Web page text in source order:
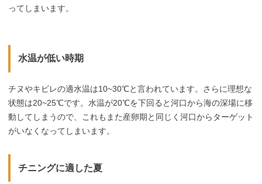
ってしまいます。
水温が低い時期
チヌやキビレの適水温は10~30℃と言われています。さらに理想な
状態は20~25℃です。水温が20℃を下回ると河口から海の深場に移
動してしまうので、これもまた産卵期と同じく河口からターゲット
がいなくなってしまいます。
チニングに適した夏